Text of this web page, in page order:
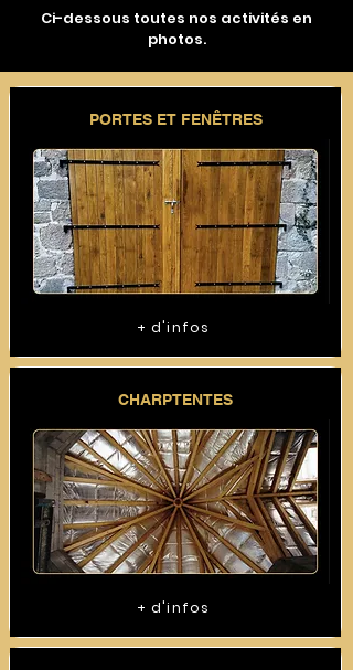
Ci-dessous toutes nos activités en
photos.
PORTES ET FENÊTRES
+ d'infos
CHARPTENTES
+ d'infos